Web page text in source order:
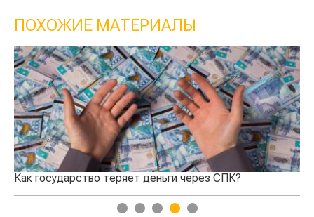
ПОХОЖИЕ МАТЕРИАЛЫ
Как государство теряет деньги через СПК?
1 2 3 4 5